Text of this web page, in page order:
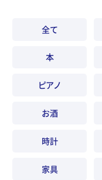
全て
本
ピアノ
お酒
時計
家具